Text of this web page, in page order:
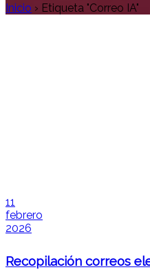
Inicio › Etiqueta "Correo IA"
11
febrero
2026
Recopilación correos